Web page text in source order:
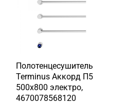
Полотенцесушитель
Terminus Аккорд П5
500х800 электро,
4670078568120